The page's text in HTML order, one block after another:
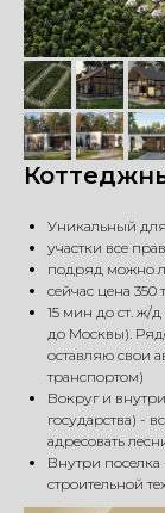
Уникальный
участки все
⁠подряд можно
сейчас цена 350
15 мин до ст. ж/
до Москвы).
оставляю свои
транспортом)
Вокруг и
государства) -
адресовать
Внутри
строительной